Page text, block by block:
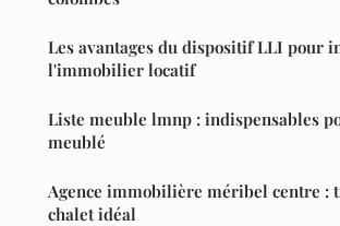
Les avantages du dispositif LLI pour
l'immobilier locatif
Liste meuble lmnp : indispensables
meublé
Agence immobilière méribel centre :
chalet idéal